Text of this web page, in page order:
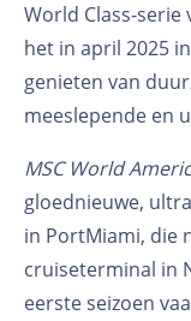
World Class-
het in april 2025
genieten van
meeslepende en
MSC World
gloednieuwe,
in PortMiami, die
cruiseterminal in
eerste seizoen